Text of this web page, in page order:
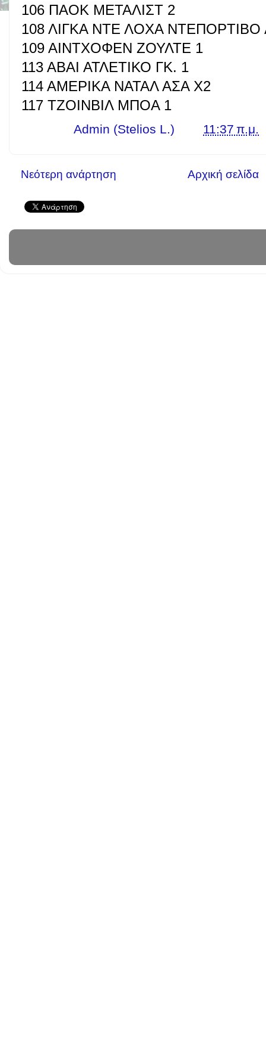
106 ΠΑΟΚ ΜΕΤΑΛΙΣΤ 2
108 ΛΙΓΚΑ ΝΤΕ ΛΟΧΑ ΝΤΕΠΟΡΤΙΒΟ
109 ΑΙΝΤΧΟΦΕΝ ΖΟΥΛΤΕ 1
113 ΑΒΑΙ ΑΤΛΕΤΙΚΟ ΓΚ. 1
114 ΑΜΕΡΙΚΑ ΝΑΤΑΛ ΑΣΑ Χ2
117 ΤΖΟΙΝΒΙΛ ΜΠΟΑ 1
Admin (Stelios L.) 11:37 π.μ.
Νεότερη ανάρτηση Αρχική σελίδα